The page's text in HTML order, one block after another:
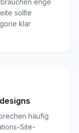
enge
sollte
klar
häufig
Site-